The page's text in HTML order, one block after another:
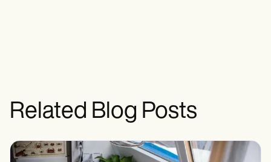
Related Blog Posts